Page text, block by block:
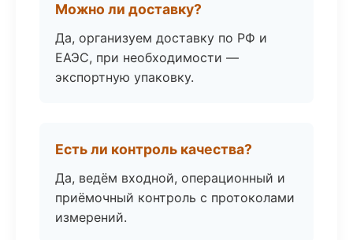
Можно ли доставку?
Да, организуем доставку по РФ и
ЕАЭС, при необходимости —
экспортную упаковку.
Есть ли контроль качества?
Да, ведём входной, операционный и
приёмочный контроль с протоколами
измерений.